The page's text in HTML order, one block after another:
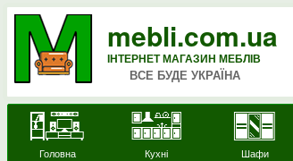
mebli.com.ua
ІНТЕРНЕТ МАГАЗИН МЕБЛІВ
ВСЕ БУДЕ УКРАЇНА
Головна Кухні Шафи